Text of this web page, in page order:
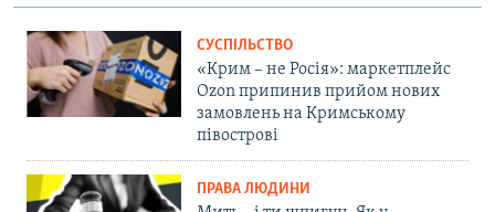
СУСПІЛЬСТВО
«Крим – не Росія»: маркетплейс
Ozon припинив прийом нових
замовлень на Кримському
півострові
ПРАВА ЛЮДИНИ